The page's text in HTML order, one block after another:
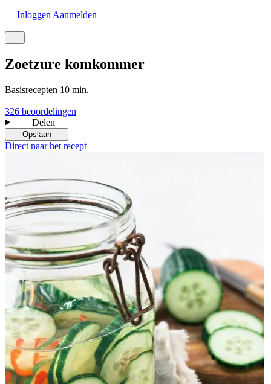
Inloggen Aanmelden
Zoetzure komkommer
Basisrecepten 10 min.
326 beoordelingen
Delen
Opslaan
Direct naar het recept